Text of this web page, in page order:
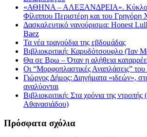
«ΑΘΗΝΑ – ΑΛΕΞΑΝΔΡΕΙΑ». Κύκλος
Φίλιππου Περιστέρη και του Γρηγόρη
Δασκαλευτικό νανούρισμα: Honest
Baez
Τα νέα τραγούδια της εβδομάδας
Βιβλιοκριτική: Καρυδότσουφλο (Ίαν
Θα σε Βρω – Όταν η αλήθεια
Οι “Μορφοπλαστικές Αναπλάσεις”
Γιώργος Δήμος: Διηγήματα «ιδεών»,
αναλύονται
Βιβλιοκριτική: Στα χρόνια της
Αθανασιάδου)
Πρόσφατα σχόλια